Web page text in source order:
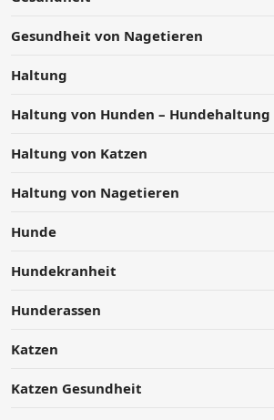
Gesundheit von Nagetieren
Haltung
Haltung von Hunden – Hundehaltung
Haltung von Katzen
Haltung von Nagetieren
Hunde
Hundekranheit
Hunderassen
Katzen
Katzen Gesundheit